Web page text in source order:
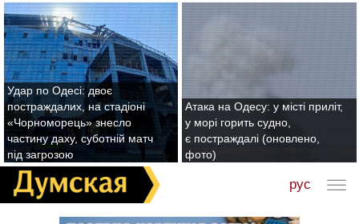
Удар по Одесі: двоє
постраждалих, на стадіоні
«Чорноморець» знесло
частину даху, суботній матч
під загрозою
Атака на Одесу: у місті приліт,
у морі горить судно,
є постраждалі (оновлено,
фото)
рус